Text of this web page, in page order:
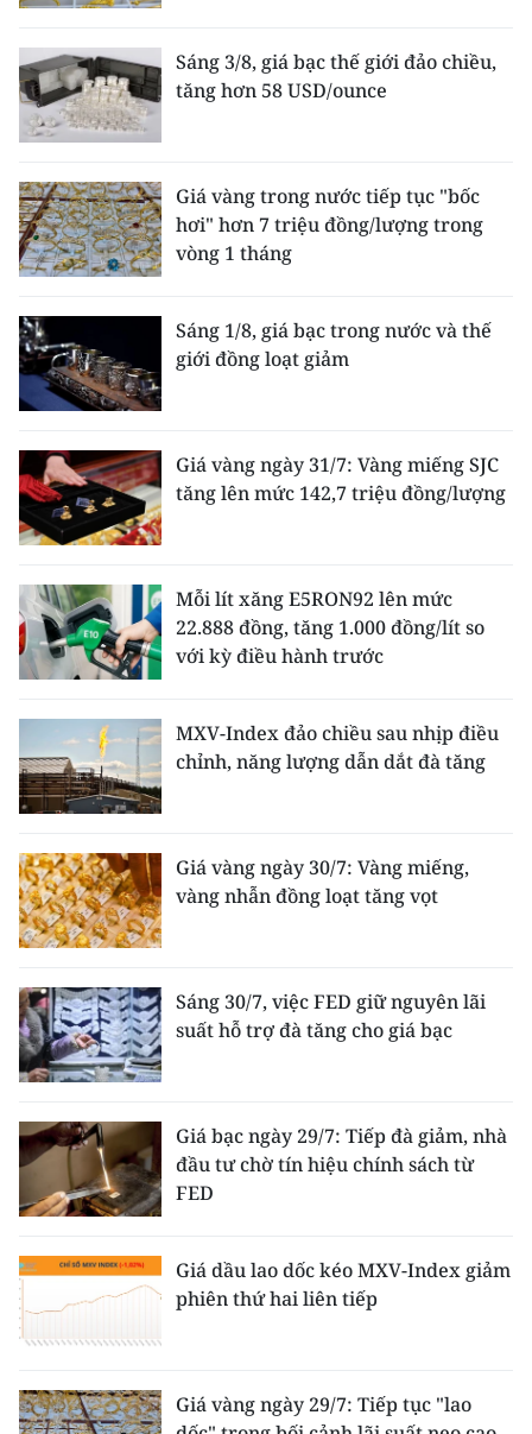
Sáng 3/8, giá bạc thế giới đảo chiều,
tăng hơn 58 USD/ounce
Giá vàng trong nước tiếp tục "bốc
hơi" hơn 7 triệu đồng/lượng trong
vòng 1 tháng
Sáng 1/8, giá bạc trong nước và thế
giới đồng loạt giảm
Giá vàng ngày 31/7: Vàng miếng SJC
tăng lên mức 142,7 triệu đồng/lượng
Mỗi lít xăng E5RON92 lên mức
22.888 đồng, tăng 1.000 đồng/lít so
với kỳ điều hành trước
MXV-Index đảo chiều sau nhịp điều
chỉnh, năng lượng dẫn dắt đà tăng
Giá vàng ngày 30/7: Vàng miếng,
vàng nhẫn đồng loạt tăng vọt
Sáng 30/7, việc FED giữ nguyên lãi
suất hỗ trợ đà tăng cho giá bạc
Giá bạc ngày 29/7: Tiếp đà giảm, nhà
đầu tư chờ tín hiệu chính sách từ
FED
Giá dầu lao dốc kéo MXV-Index giảm
phiên thứ hai liên tiếp
Giá vàng ngày 29/7: Tiếp tục "lao